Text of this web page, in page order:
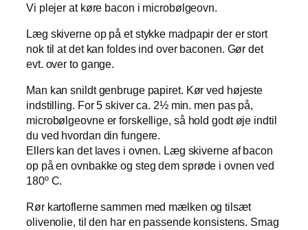
Vi plejer at køre bacon i microbølgeovn.
Læg skiverne op på et stykke madpapir der er stort
nok til at det kan foldes ind over baconen. Gør det
evt. over to gange.
Man kan snildt genbruge papiret. Kør ved højeste
indstilling. For 5 skiver ca. 2½ min. men pas på,
microbølgeovne er forskellige, så hold godt øje indtil
du ved hvordan din fungere.
Ellers kan det laves i ovnen. Læg skiverne af bacon
op på en ovnbakke og steg dem sprøde i ovnen ved
180º C.
Rør kartoflerne sammen med mælken og tilsæt
olivenolie, til den har en passende konsistens. Smag